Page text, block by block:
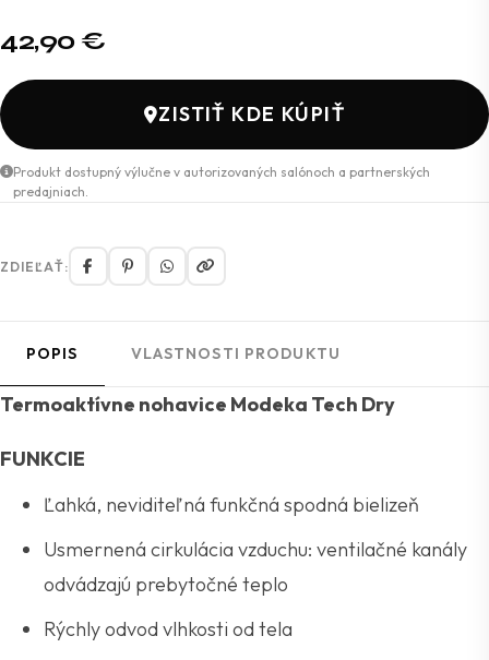
42,90 €
ZISTIŤ KDE KÚPIŤ
Produkt dostupný výlučne v autorizovaných salónoch a partnerských
predajniach.
ZDIEĽAŤ:
POPIS VLASTNOSTI PRODUKTU
Termoaktívne nohavice Modeka Tech Dry
FUNKCIE
Ľahká, neviditeľná funkčná spodná bielizeň
Usmernená cirkulácia vzduchu: ventilačné kanály
odvádzajú prebytočné teplo
Rýchly odvod vlhkosti od tela